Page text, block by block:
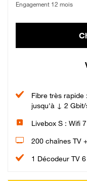
Engagement 12 mois
Fibre très rapide :
jusqu'à ↓ 2
Livebox S : Wifi 7
200 chaînes TV +
1 Décodeur TV 6